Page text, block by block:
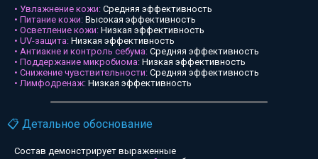
• Увлажнение кожи: Средняя эффективность
• Питание кожи: Высокая эффективность
• Осветление кожи: Низкая эффективность
• UV-защита: Низкая эффективность
• Антиакне и контроль себума: Средняя эффективность
• Поддержание микробиома: Низкая эффективность
• Снижение чувствительности: Средняя эффективность
• Лимфодренаж: Низкая эффективность
📋 Детальное обоснование
Состав демонстрирует выраженные